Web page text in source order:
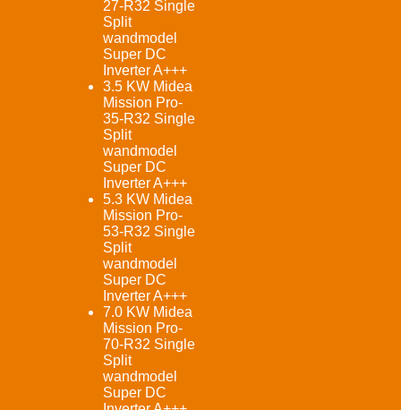
27-R32 Single
Split
wandmodel
Super DC
Inverter A+++
3.5 KW Midea
Mission Pro-
35-R32 Single
Split
wandmodel
Super DC
Inverter A+++
5.3 KW Midea
Mission Pro-
53-R32 Single
Split
wandmodel
Super DC
Inverter A+++
7.0 KW Midea
Mission Pro-
70-R32 Single
Split
wandmodel
Super DC